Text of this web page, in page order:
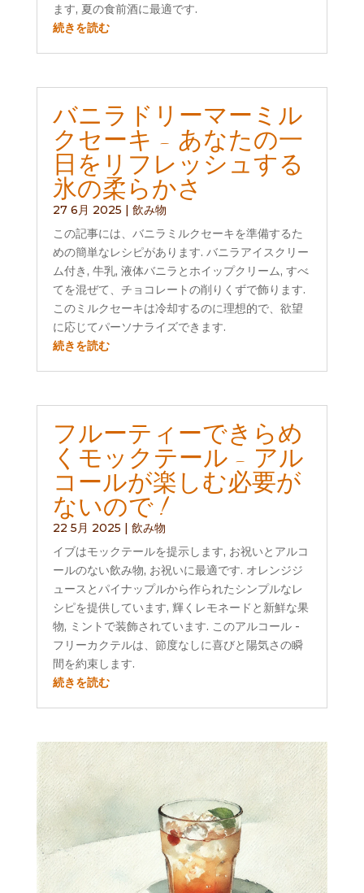
ます, 夏の食前酒に最適です.
続きを読む
バニラドリーマーミル
クセーキ - あなたの一
日をリフレッシュする
氷の柔らかさ
27 6月 2025 | 飲み物
この記事には、バニラミルクセーキを準備するた
めの簡単なレシピがあります. バニラアイスクリー
ム付き, 牛乳, 液体バニラとホイップクリーム, すべ
てを混ぜて、チョコレートの削りくずで飾ります.
このミルクセーキは冷却するのに理想的で、欲望
に応じてパーソナライズできます.
続きを読む
フルーティーできらめ
くモックテール - アル
コールが楽しむ必要が
ないので !
22 5月 2025 | 飲み物
イブはモックテールを提示します, お祝いとアルコ
ールのない飲み物, お祝いに最適です. オレンジジ
ュースとパイナップルから作られたシンプルなレ
シピを提供しています, 輝くレモネードと新鮮な果
物, ミントで装飾されています. このアルコール -
フリーカクテルは、節度なしに喜びと陽気さの瞬
間を約束します.
続きを読む